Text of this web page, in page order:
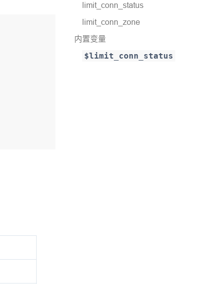
limit_conn_status
limit_conn_zone
内置变量
$limit_conn_status